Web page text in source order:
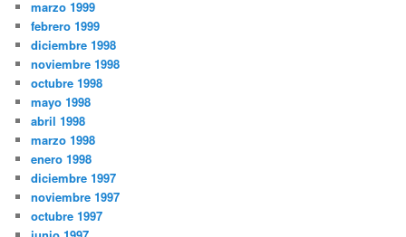
marzo 1999
febrero 1999
diciembre 1998
noviembre 1998
octubre 1998
mayo 1998
abril 1998
marzo 1998
enero 1998
diciembre 1997
noviembre 1997
octubre 1997